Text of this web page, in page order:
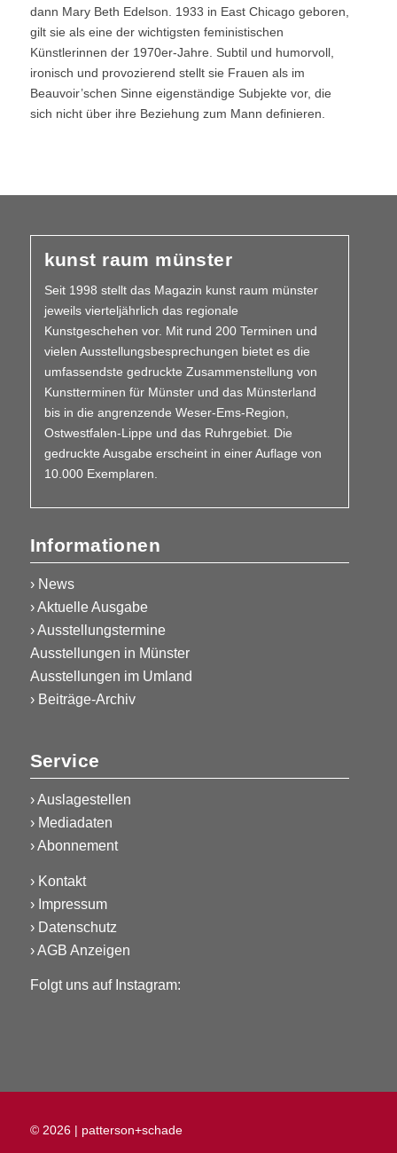
dann Mary Beth Edelson. 1933 in East Chicago geboren,
gilt sie als eine der wichtigsten feministischen
Künstlerinnen der 1970er-Jahre. Subtil und humorvoll,
ironisch und provozierend stellt sie Frauen als im
Beauvoir’schen Sinne eigenständige Subjekte vor, die
sich nicht über ihre Beziehung zum Mann definieren.
kunst raum münster
Seit 1998 stellt das Magazin kunst raum münster
jeweils vierteljährlich das regionale
Kunstgeschehen vor. Mit rund 200 Terminen und
vielen Aus­­stellungs­besprechungen bietet es die
umfassendste gedruckte Zusammen­stellung von
Kunstterminen für Münster und das Münsterland
bis in die angrenzende Weser-Ems-Region,
Ostwestfalen-Lippe und das Ruhrgebiet. Die
gedruckte Ausgabe erscheint in einer Auflage von
10.000 Exemplaren.
Informationen
› News
› Aktuelle Ausgabe
› Ausstellungstermine
Ausstellungen in Münster
Ausstellungen im Umland
› Beiträge-Archiv
Service
›Auslagestellen
› Mediadaten
›Abonnement
› Kontakt
› Impressum
› Datenschutz
›AGB Anzeigen
Folgt uns auf Instagram:
© 2026 | patterson+schade